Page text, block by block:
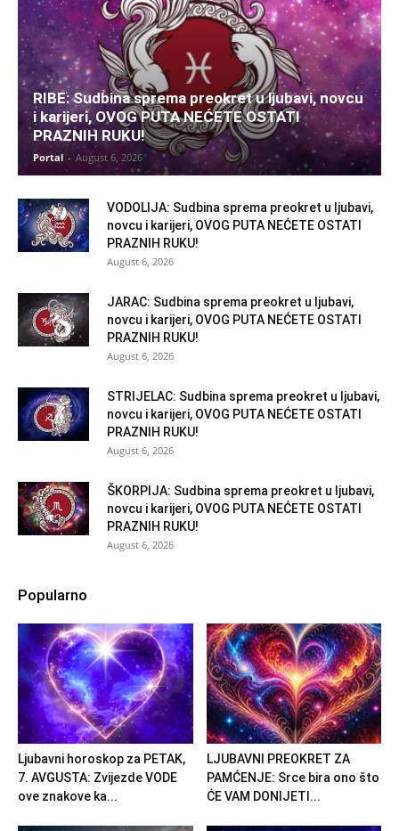
RIBE: Sudbina sprema preokret u ljubavi, novcu
i karijeri, OVOG PUTA NEĆETE OSTATI
PRAZNIH RUKU!
Portal - August 6, 2026
VODOLIJA: Sudbina sprema preokret u ljubavi,
novcu i karijeri, OVOG PUTA NEĆETE OSTATI
PRAZNIH RUKU!
August 6, 2026
JARAC: Sudbina sprema preokret u ljubavi,
novcu i karijeri, OVOG PUTA NEĆETE OSTATI
PRAZNIH RUKU!
August 6, 2026
STRIJELAC: Sudbina sprema preokret u ljubavi,
novcu i karijeri, OVOG PUTA NEĆETE OSTATI
PRAZNIH RUKU!
August 6, 2026
ŠKORPIJA: Sudbina sprema preokret u ljubavi,
novcu i karijeri, OVOG PUTA NEĆETE OSTATI
PRAZNIH RUKU!
August 6, 2026
Popularno
Ljubavni horoskop za PETAK,
7. AVGUSTA: Zvijezde VODE
ove znakove ka...
LJUBAVNI PREOKRET ZA
PAMĆENJE: Srce bira ono što
ĆE VAM DONIJETI...